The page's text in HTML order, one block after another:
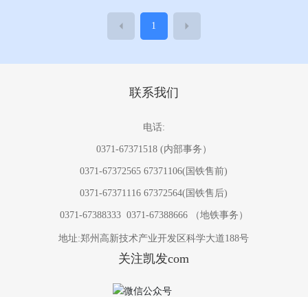
1
联系我们
电话:
0371-67371518(内部事务）
0371-67372565 67371106(国铁售前)
0371-67371116 67372564(国铁售后)
0371-67388333 0371-67388666（地铁事务）
地址:郑州高新技术产业开发区科学大道188号
关注凯发com